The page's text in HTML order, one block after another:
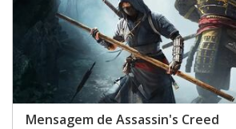
Mensagem de Assassin's Creed